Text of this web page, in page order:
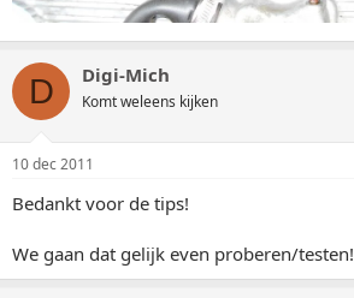
D Digi-Mich
Komt weleens kijken
10 dec 2011
Bedankt voor de tips!
We gaan dat gelijk even proberen/testen!